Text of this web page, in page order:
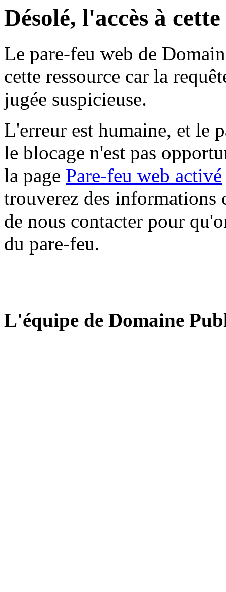
Désolé, l'accès à
Le pare-feu web de
cette ressource car la
jugée suspicieuse.
L'erreur est humaine, et le
le blocage n'est pas
la page Pare-feu web activé
trouverez des informations
de nous contacter pour
du pare-feu.
L'équipe de Domaine